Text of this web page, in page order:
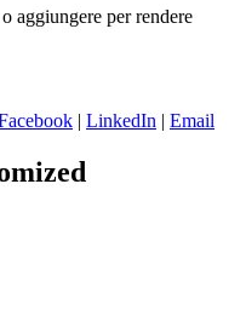
aggiungere per rendere
| LinkedIn | Email